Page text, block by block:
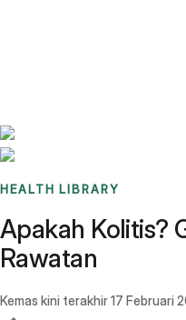
HEALTH LIBRARY
Apakah Kolitis?
Rawatan
Kemas kini terakhir17 Februari